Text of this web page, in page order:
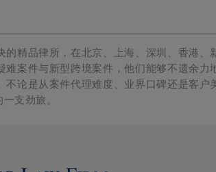
精品律所，在北京、上海、深圳、香港、
案件与新型跨境案件，他们能够不遗余力
论是从案件代理难度、业界口碑还是客户
支劲旅。